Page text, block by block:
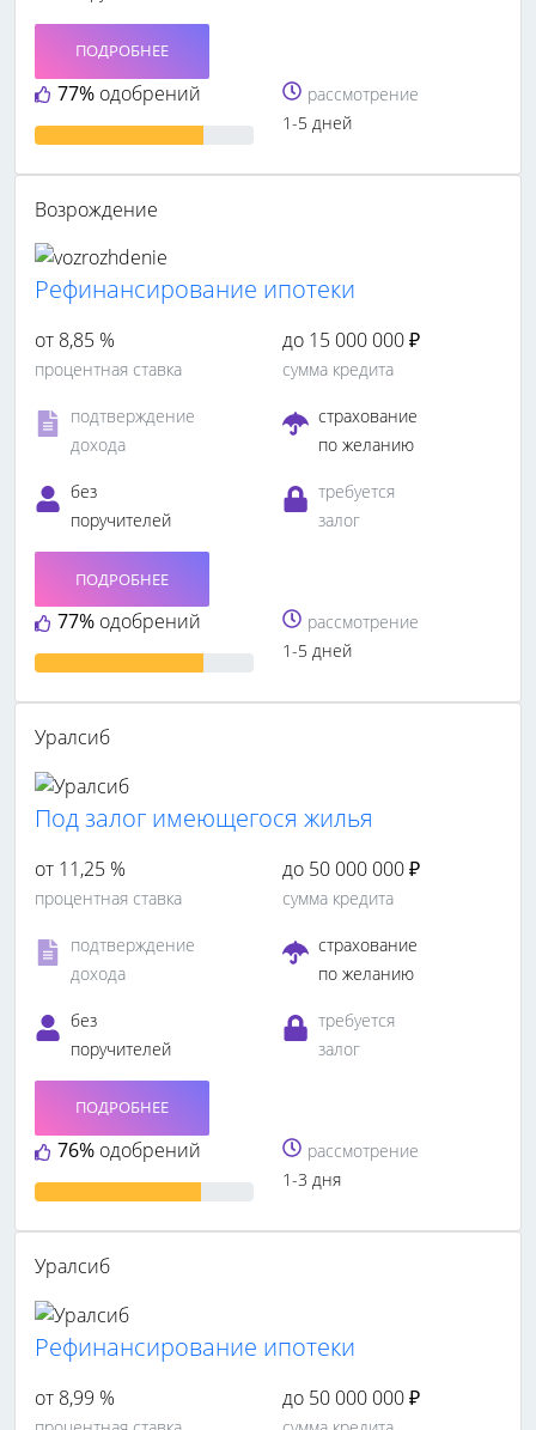
77% одобрений
ПОДРОБНЕЕ
рассмотрение
1-5 дней
Возрождение
Рефинансирование ипотеки
от 8,85 %
процентная ставка
до 15 000 000 ₽
сумма кредита
подтверждение
дохода
страхование
по желанию
без
поручителей
требуется
залог
77% одобрений
ПОДРОБНЕЕ
рассмотрение
1-5 дней
Уралсиб
Под залог имеющегося жилья
от 11,25 %
процентная ставка
до 50 000 000 ₽
сумма кредита
подтверждение
дохода
страхование
по желанию
без
поручителей
требуется
залог
76% одобрений
ПОДРОБНЕЕ
рассмотрение
1-3 дня
Уралсиб
Рефинансирование ипотеки
от 8,99 % до 50 000 000 ₽